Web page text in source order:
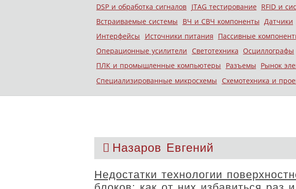
Меню
Skip to content
DSP и обработка сигналов JTAG тестирование RFID и
Встраиваемые системы
ВЧ и СВЧ компоненты Датчики
Интерфейсы
Источники питания Пассивные
Операционные усилители
Светотехника Осциллографы
ПЛК и промышленные компьютеры
Разъемы Рынок
Специализированные микросхемы
Схемотехника и
Назаров Евгений
Недостатки технологии